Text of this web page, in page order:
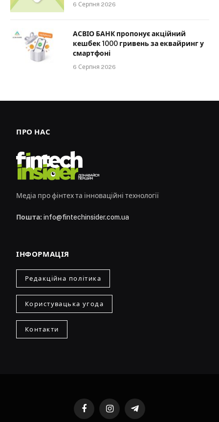
6 Серпня 2026
АСВІО БАНК пропонує акційний
кешбек 1000 гривень за еквайринг у
смартфоні
6 Серпня 2026
ПРО НАС
Медіа про фінтех та інноваційні технології
Пошта: info@fintechinsider.com.ua
ІНФОРМАЦІЯ
Редакційна політика
Користувацька угода
Контакти
FacebookInstagramTelegram